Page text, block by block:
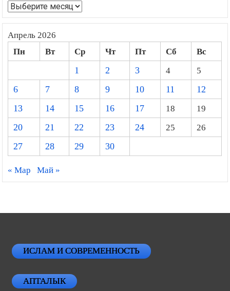
Архивы
Апрель 2026
Пн Вт Ср Чт Пт Сб
Вс
1
2 3 4
5
6
7 8 9 10 11
12
13
14 15 16 17 18
19
20
21 22 23 24 25
26
27
28 29 30
« Мар Май »
ИСЛАМ И СОВРЕМЕННОСТЬ
АПТАЛЫК